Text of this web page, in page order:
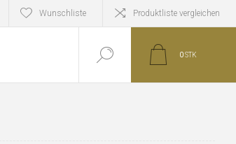
Wunschliste Produktliste vergleichen
0STK